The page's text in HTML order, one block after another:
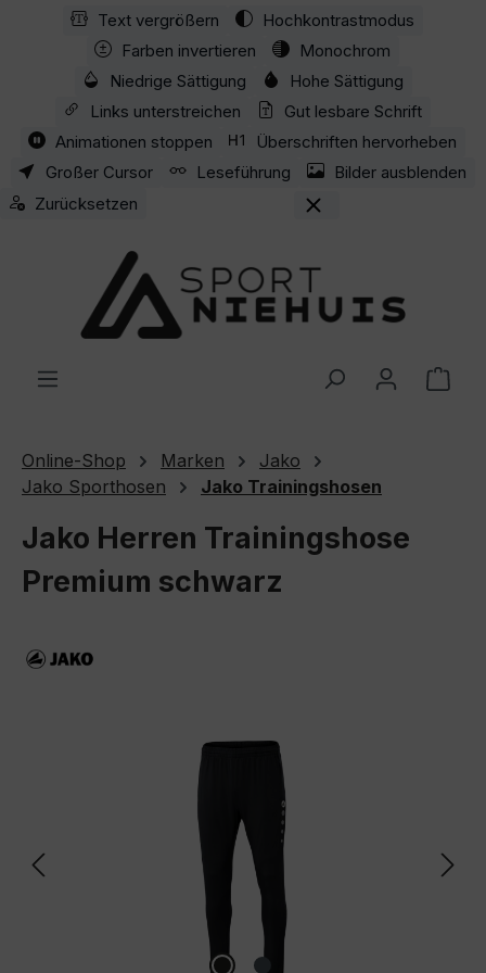
Zum Hauptinhalt springen
Text vergrößern
Hochkontrastmodus
Farben invertieren
Monochrom
Niedrige Sättigung
Hohe Sättigung
Links unterstreichen
Gut lesbare Schrift
Animationen stoppen
Überschriften hervorheben
Großer Cursor
Leseführung
Bilder ausblenden
Zurücksetzen
Online-Shop Marken
Jako
Jako Sporthosen
Jako Trainingshosen
Jako Herren Trainingshose
Premium schwarz
Bildergalerie überspringen